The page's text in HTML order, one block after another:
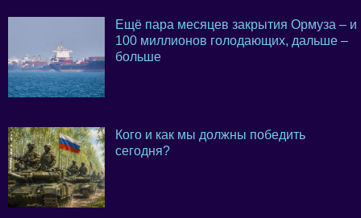
Ещё пара месяцев закрытия Ормуза – и
100 миллионов голодающих, дальше –
больше
Кого и как мы должны победить
сегодня?